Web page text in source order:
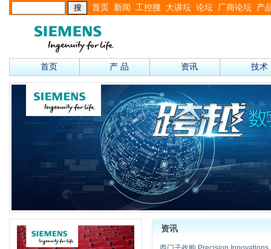
首页 新闻 工控搜 大讲坛 论坛 厂商论坛 产
首页 产 品 资讯 技术
资讯